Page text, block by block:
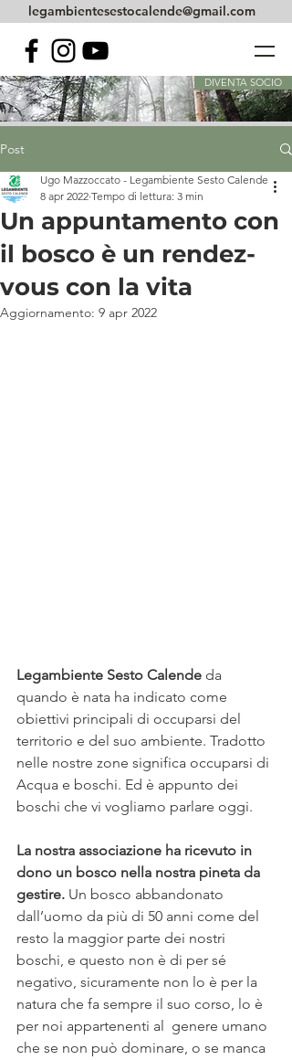
DIVENTA SOCIO
legambientesestocalende@gmail.com
Post
Un appuntamento con
il bosco è un rendez-
vous con la vita
Ugo Mazzoccato - Legambiente Sesto Calende
8 apr 2022 Tempo di lettura: 3 min
Aggiornamento: 9 apr 2022
Legambiente Sesto Calende da
quando è nata ha indicato come
obiettivi principali di occuparsi del
territorio e del suo ambiente. Tradotto
nelle nostre zone significa occuparsi di
Acqua e boschi. Ed è appunto dei
boschi che vi vogliamo parlare oggi.
La nostra associazione ha ricevuto in
dono un bosco nella nostra pineta da
gestire. Un bosco abbandonato
dall’uomo da più di 50 anni come del
resto la maggior parte dei nostri
boschi, e questo non è di per sé
negativo, sicuramente non lo è per la
natura che fa sempre il suo corso, lo è
per noi appartenenti al  genere umano
che se non può dominare, o se manca